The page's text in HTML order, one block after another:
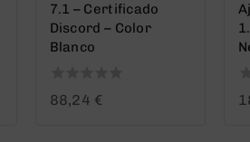
7.1 – Certificado
Discord – Color
Blanco
0
88,24 €
0